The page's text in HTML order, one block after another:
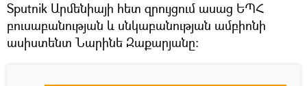
Sputnik Արմենիայի հետ զրույցում ասաց ԵՊՀ
բուսաբանության և սնկաբանության ամբիոնի
ասիստենտ Նարինե Զաքարյանը: